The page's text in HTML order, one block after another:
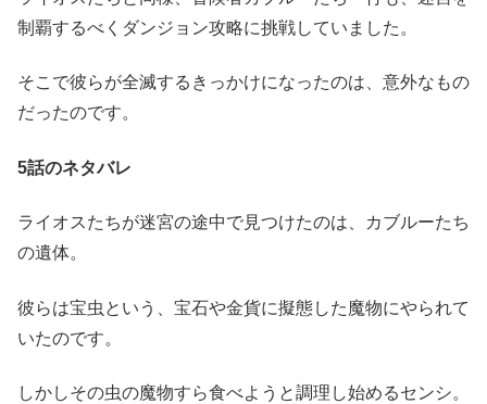
制覇するべくダンジョン攻略に挑戦していました。
そこで彼らが全滅するきっかけになったのは、意外なもの
だったのです。
5話のネタバレ
ライオスたちが迷宮の途中で見つけたのは、カブルーたち
の遺体。
彼らは宝虫という、宝石や金貨に擬態した魔物にやられて
いたのです。
しかしその虫の魔物すら食べようと調理し始めるセンシ。